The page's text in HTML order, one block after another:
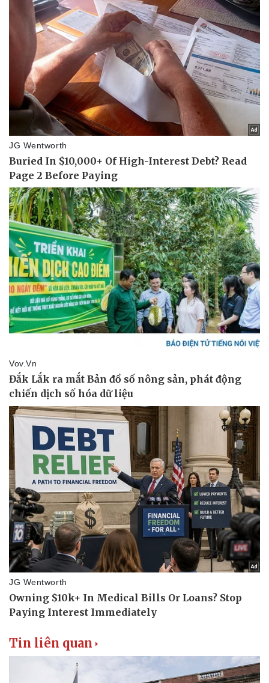
Pháp luật
Vụ án
Tin nóng
Tư vấn luật
Quân sự - Quốc phòng
Vũ khí
Việt Nam
Phân tích
Tin liên quan